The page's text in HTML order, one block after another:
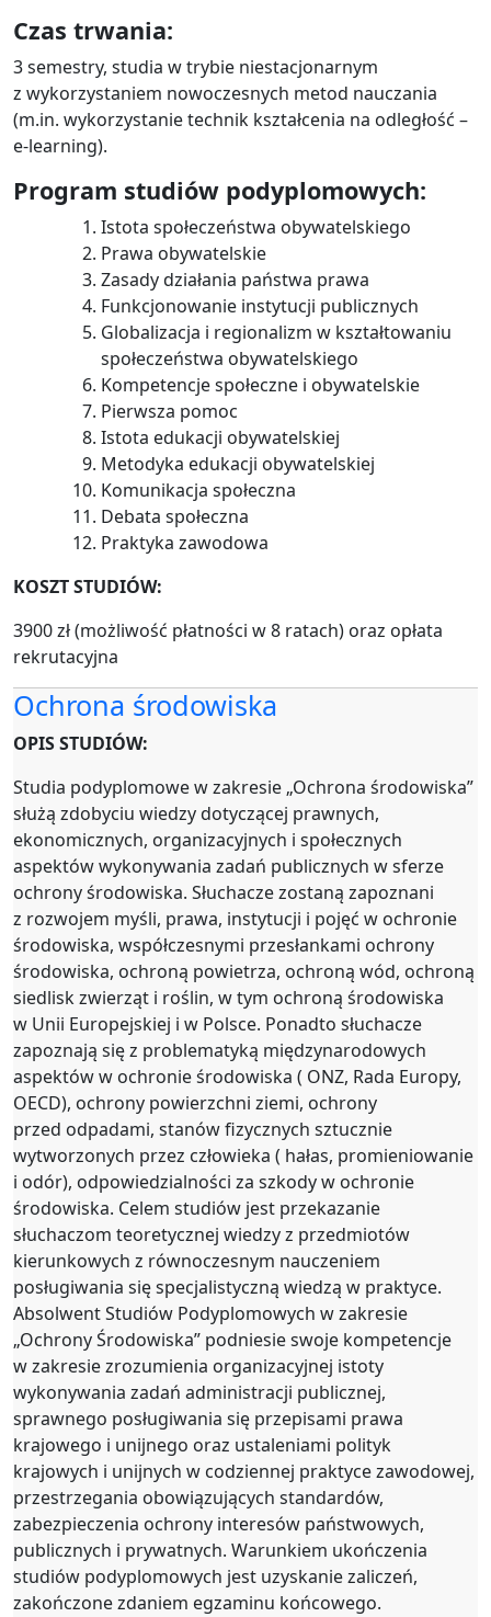
Czas trwania:
3 semestry, studia w trybie niestacjonarnym
z wykorzystaniem nowoczesnych metod nauczania
(m.in. wykorzystanie technik kształcenia na odległość –
e-learning).
Program studiów podyplomowych:
Istota społeczeństwa obywatelskiego
Prawa obywatelskie
Zasady działania państwa prawa
Funkcjonowanie instytucji publicznych
Globalizacja i regionalizm w kształtowaniu
społeczeństwa obywatelskiego
Kompetencje społeczne i obywatelskie
Pierwsza pomoc
Istota edukacji obywatelskiej
Metodyka edukacji obywatelskiej
Komunikacja społeczna
Debata społeczna
Praktyka zawodowa
KOSZT STUDIÓW:
3900 zł (możliwość płatności w 8 ratach) oraz opłata
rekrutacyjna
Ochrona środowiska
OPIS STUDIÓW:
Studia podyplomowe w zakresie „Ochrona środowiska”
służą zdobyciu wiedzy dotyczącej prawnych,
ekonomicznych, organizacyjnych i społecznych
aspektów wykonywania zadań publicznych w sferze
ochrony środowiska. Słuchacze zostaną zapoznani
z rozwojem myśli, prawa, instytucji i pojęć w ochronie
środowiska, współczesnymi przesłankami ochrony
środowiska, ochroną powietrza, ochroną wód, ochroną
siedlisk zwierząt i roślin, w tym ochroną środowiska
w Unii Europejskiej i w Polsce. Ponadto słuchacze
zapoznają się z problematyką międzynarodowych
aspektów w ochronie środowiska ( ONZ, Rada Europy,
OECD), ochrony powierzchni ziemi, ochrony
przed odpadami, stanów fizycznych sztucznie
wytworzonych przez człowieka ( hałas, promieniowanie
i odór), odpowiedzialności za szkody w ochronie
środowiska. Celem studiów jest przekazanie
słuchaczom teoretycznej wiedzy z przedmiotów
kierunkowych z równoczesnym nauczeniem
posługiwania się specjalistyczną wiedzą w praktyce.
Absolwent Studiów Podyplomowych w zakresie
„Ochrony Środowiska” podniesie swoje kompetencje
w zakresie zrozumienia organizacyjnej istoty
wykonywania zadań administracji publicznej,
sprawnego posługiwania się przepisami prawa
krajowego i unijnego oraz ustaleniami polityk
krajowych i unijnych w codziennej praktyce zawodowej,
przestrzegania obowiązujących standardów,
zabezpieczenia ochrony interesów państwowych,
publicznych i prywatnych. Warunkiem ukończenia
studiów podyplomowych jest uzyskanie zaliczeń,
zakończone zdaniem egzaminu końcowego.